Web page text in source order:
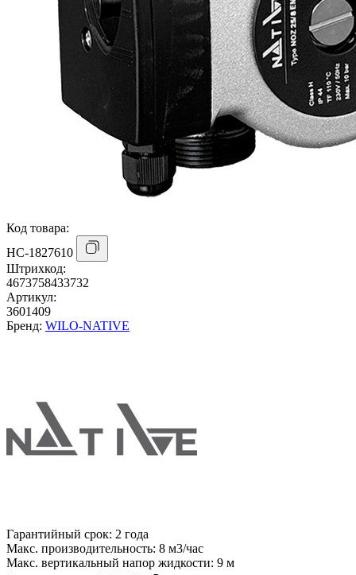
Код товара:
НС-1827610
Штрихкод:
4673758433732
Артикул:
3601409
Бренд: WILO-NATIVE
Гарантийный срок: 2 года
Макс. производительность: 8 м3/час
Макс. вертикальный напор жидкости: 9 м